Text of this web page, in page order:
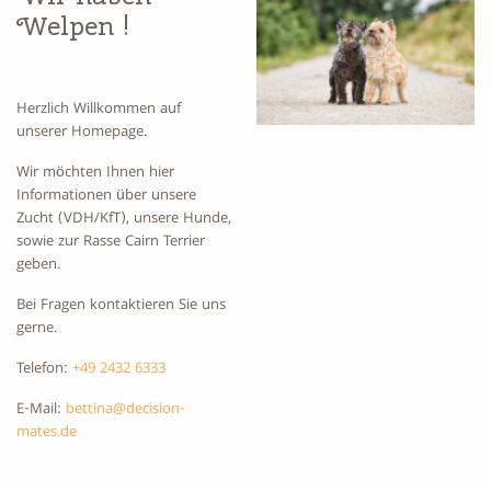
Kontakt
Welpen !
Herzlich Willkommen auf
unserer Homepage.
Wir möchten Ihnen hier
Informationen über unsere
Zucht (VDH/KfT), unsere Hunde,
sowie zur Rasse Cairn Terrier
geben.
Bei Fragen kontaktieren Sie uns
gerne.
Telefon: +49 2432 6333
E-Mail: bettina@decision-
mates.de